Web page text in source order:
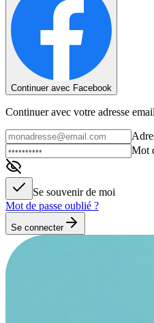
Continuer avec Facebook
Continuer avec votre adresse email
Mot
Se souvenir de moi
Mot de passe oublié ?
Se connecter